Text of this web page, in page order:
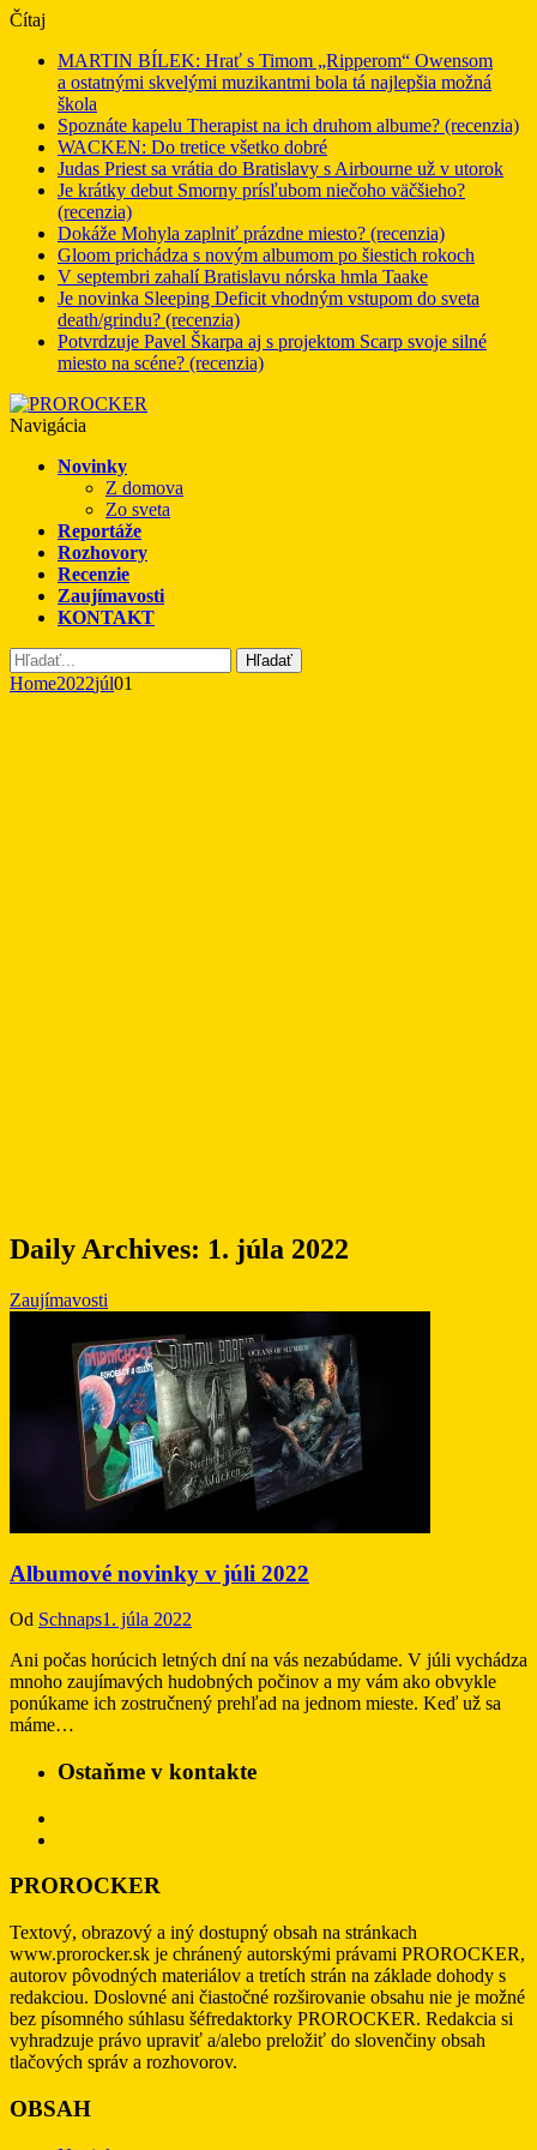
Čítaj
MARTIN BÍLEK: Hrať s Timom „Ripperom“ Owensom
a ostatnými skvelými muzikantmi bola tá najlepšia možná
škola
Spoznáte kapelu Therapist na ich druhom albume? (recenzia)
WACKEN: Do tretice všetko dobré
Judas Priest sa vrátia do Bratislavy s Airbourne už v utorok
Je krátky debut Smorny prísľubom niečoho väčšieho?
(recenzia)
Dokáže Mohyla zaplniť prázdne miesto? (recenzia)
Gloom prichádza s novým albumom po šiestich rokoch
V septembri zahalí Bratislavu nórska hmla Taake
Je novinka Sleeping Deficit vhodným vstupom do sveta
death/grindu? (recenzia)
Potvrdzuje Pavel Škarpa aj s projektom Scarp svoje silné
miesto na scéne? (recenzia)
Navigácia
Novinky
Z domova
Zo sveta
Reportáže
Rozhovory
Recenzie
Zaujímavosti
KONTAKT
Hľadať
Home2022júl01
Daily Archives: 1. júla 2022
Zaujímavosti
Albumové novinky v júli 2022
Od Schnaps1. júla 2022
Ani počas horúcich letných dní na vás nezabúdame. V júli vychádza
mnoho zaujímavých hudobných počinov a my vám ako obvykle
ponúkame ich zostručnený prehľad na jednom mieste. Keď už sa
máme…
Ostaňme v kontakte
PROROCKER
Textový, obrazový a iný dostupný obsah na stránkach
www.prorocker.sk je chránený autorskými právami PROROCKER,
autorov pôvodných materiálov a tretích strán na základe dohody s
redakciou. Doslovné ani čiastočné rozširovanie obsahu nie je možné
bez písomného súhlasu šéfredaktorky PROROCKER. Redakcia si
vyhradzuje právo upraviť a/alebo preložiť do slovenčiny obsah
tlačových správ a rozhovorov.
OBSAH